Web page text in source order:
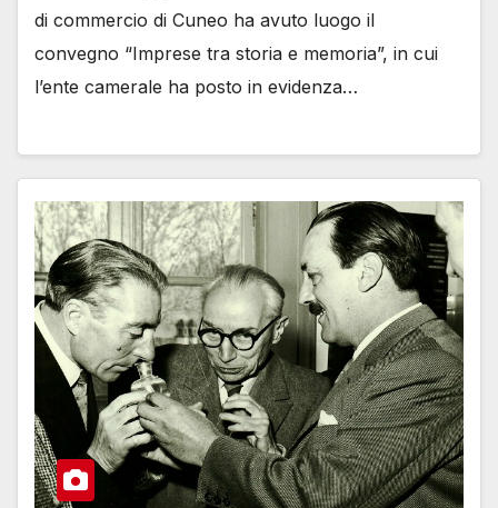
di commercio di Cuneo ha avuto luogo il
convegno “Imprese tra storia e memoria”, in cui
l’ente camerale ha posto in evidenza…